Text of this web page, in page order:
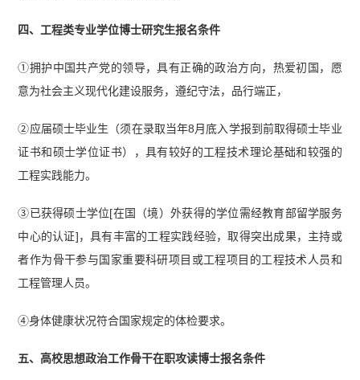
四、工程类专业学位博士研究生报名条件
①拥护中国共产党的领导，具有正确的政治方向，热爱初国，愿
意为社会主义现代化建设服务，遵纪守法，品行端正，
②应届硕士毕业生（须在录取当年8月底入学报到前取得硕士毕业
证书和硕士学位证书），具有较好的工程技术理论基础和较强的
工程实践能力。
③已获得硕士学位[在国（境）外获得的学位需经教育部留学服务
中心的认证]，具有丰富的工程实践经验，取得突出成果，主持或
者作为骨干参与国家重要科研项目或工程项目的工程技术人员和
工程管理人员。
④身体健康状况符合国家规定的体检要求。
五、高校思想政治工作骨干在职攻读博士报名条件